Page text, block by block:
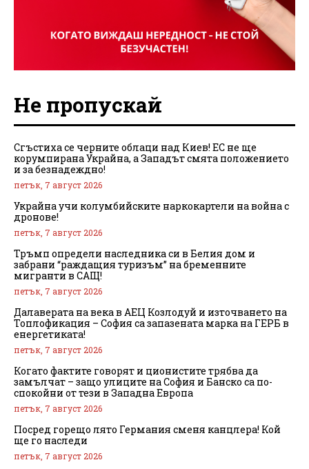
Не пропускай
Сгъстиха се черните облаци над Киев! ЕС не ще
корумпирана Украйна, а Западът смята положението
и за безнадеждно!
петък, 7 август 2026
Украйна учи колумбийските наркокартели на война с
дронове!
петък, 7 август 2026
Тръмп определи наследника си в Белия дом и
забрани “раждащия туризъм” на бременните
мигранти в САЩ!
петък, 7 август 2026
Далаверата на века в АЕЦ Козлодуй и източването на
Топлофикация – София са запазената марка на ГЕРБ в
енергетиката!
петък, 7 август 2026
Когато фактите говорят и ционистите трябва да
замълчат – защо улиците на София и Банско са по-
спокойни от тези в Западна Европа
петък, 7 август 2026
Посред горещо лято Германия сменя канцлера! Кой
ще го наследи
петък, 7 август 2026